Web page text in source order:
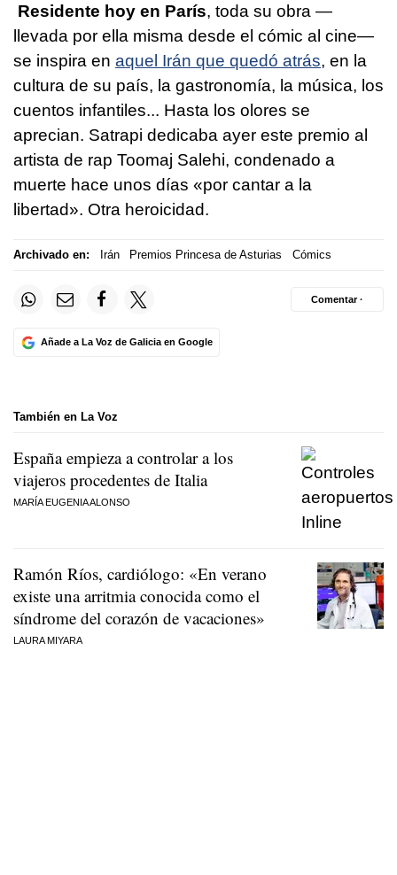
Residente hoy en París, toda su obra —
llevada por ella misma desde el cómic al cine—
se inspira en aquel Irán que quedó atrás, en la
cultura de su país, la gastronomía, la música, los
cuentos infantiles... Hasta los olores se
aprecian. Satrapi dedicaba ayer este premio al
artista de rap Toomaj Salehi, condenado a
muerte hace unos días «por cantar a la
libertad». Otra heroicidad.
Archivado en: Irán Premios Princesa de Asturias Cómics
Añade a La Voz de Galicia en Google
Comentar ·
También en La Voz
España empieza a controlar a los
viajeros procedentes de Italia
MARÍA EUGENIA ALONSO
Ramón Ríos, cardiólogo: «En verano
existe una arritmia conocida como el
síndrome del corazón de vacaciones»
LAURA MIYARA